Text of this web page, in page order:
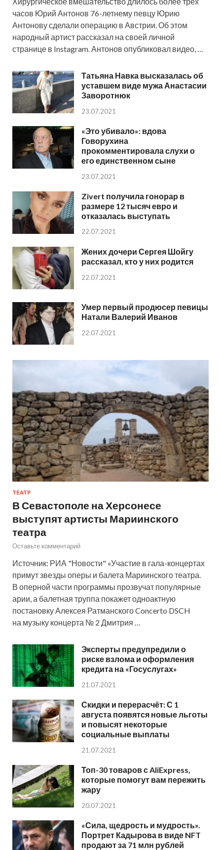
часов Юрий Антонов 76-летнему певцу Юрию
Антонову сделали операцию в Австрии. Об этом
народный артист рассказал на своей личной
странице в Instagram. Антонов опубликовал видео, …
Татьяна Навка высказалась об
уставшем виде мужа Анастасии
Заворотнюк
23.07.2021
«Это убивало»: вдова
Говорухина
прокомментировала слухи о
его единственном сыне
23.07.2021
Zivert получила гонорар в
размере 12 тысяч евро и
отказалась выступать
22.07.2021
Жених дочери Сергея Шойгу
рассказал, кто у них родится
22.07.2021
Умер первый продюсер певицы
Натали Валерий Иванов
22.07.2021
ТЕАТР
В Севастополе на Херсонесе
выступят артисты Мариинского
театра
Оставьте комментарий
Источник: РИА "Новости" «Участие в гала-концертах
примут звезды оперы и балета Мариинского театра.
В оперной части программы прозвучат популярные
арии, а балетная труппа покажет одноактную
постановку Алексея Ратманского Concerto DSCH
на музыку концерта № 2 Дмитрия …
Эксперты предупредили о
риске взлома и оформления
кредита на «Госуслугах»
21.07.2021
Скидки и перерасчёт: С 1
августа появятся новые льготы
и повысят некоторые
социальные выплаты
21.07.2021
Топ-30 товаров с AliExpress,
которые помогут вам пережить
жару
20.07.2021
«Сила, щедрость и мудрость».
Портрет Кадырова в виде NFT
продают за 71 млн рублей